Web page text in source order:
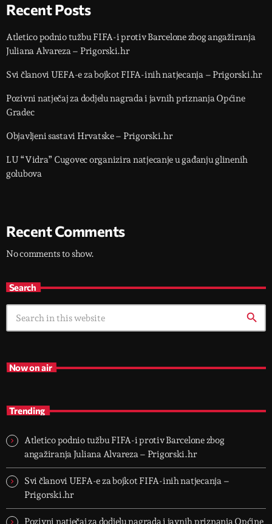
Recent Posts
Atletico podnio tužbu FIFA-i protiv Barcelone zbog angažiranja
Juliana Alvareza – Prigorski.hr
Svi članovi UEFA-e za bojkot FIFA-inih natjecanja – Prigorski.hr
Pozivni natječaj za dodjelu nagrada i javnih priznanja Općine
Gradec
Objavljeni sastavi Hrvatske – Prigorski.hr
LU “Vidra” Cugovec organizira natjecanje u gađanju glinenih
golubova
Recent Comments
No comments to show.
Search
search
Now on air
Trending
Atletico podnio tužbu FIFA-i protiv Barcelone zbog
angažiranja Juliana Alvareza – Prigorski.hr
Svi članovi UEFA-e za bojkot FIFA-inih natjecanja –
Prigorski.hr
Pozivni natječaj za dodjelu nagrada i javnih priznanja Općine